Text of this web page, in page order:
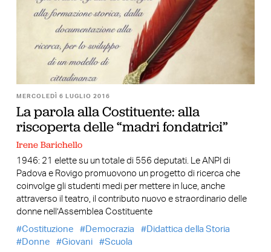
MERCOLEDÌ 6 LUGLIO 2016
La parola alla Costituente: alla
riscoperta delle “madri fondatrici”
Irene Barichello
1946: 21 elette su un totale di 556 deputati. Le ANPI di
Padova e Rovigo promuovono un progetto di ricerca che
coinvolge gli studenti medi per mettere in luce, anche
attraverso il teatro, il contributo nuovo e straordinario delle
donne nell’Assemblea Costituente
Costituzione
Democrazia
Didattica della Storia
Donne
Giovani Scuola